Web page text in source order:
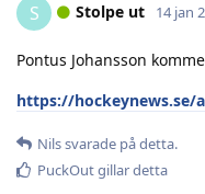
S Stolpe ut 14 jan
Pontus Johansson
https://hockeynews.se/
Nilssvarade på detta.
PuckOutgillar detta